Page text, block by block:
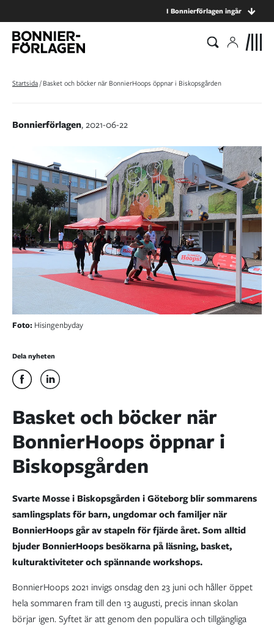
I Bonnierförlagen ingår
Startsida/Basket och böcker när BonnierHoops öppnar i Biskopsgården
Bonnierförlagen, 2021-06-22
Foto: Hisingenbyday
Dela nyheten
Basket och böcker när
BonnierHoops öppnar i
Biskopsgården
Svarte Mosse i Biskopsgården i Göteborg blir sommarens
samlingsplats för barn, ungdomar och familjer när
BonnierHoops går av stapeln för fjärde året. Som alltid
bjuderBonnierHoops besökarna på läsning, basket,
kulturaktiviteter och spännande workshops.
BonnierHoops 2021 invigs onsdag den 23 juni och håller öppet
hela sommaren fram till den 13 augusti, precis innan skolan
börjar igen. Syftet är att genom den populära och tillgängliga